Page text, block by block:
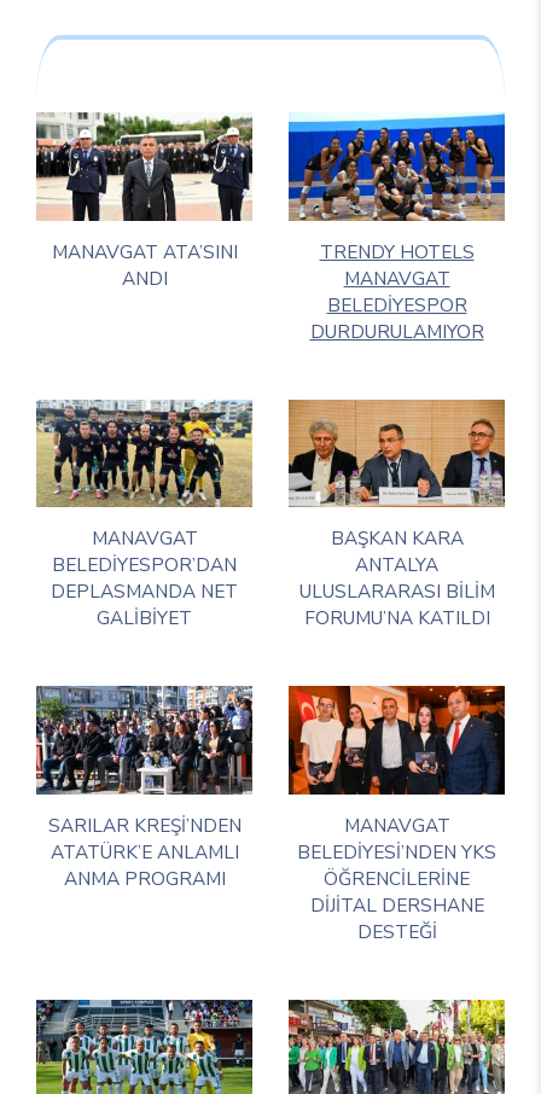
MANAVGAT ATA’SINI
ANDI
TRENDY HOTELS
MANAVGAT
BELEDİYESPOR
DURDURULAMIYOR
MANAVGAT
BELEDİYESPOR’DAN
DEPLASMANDA NET
GALİBİYET
BAŞKAN KARA
ANTALYA
ULUSLARARASI BİLİM
FORUMU’NA KATILDI
SARILAR KREŞİ’NDEN
ATATÜRK’E ANLAMLI
ANMA PROGRAMI
MANAVGAT
BELEDİYESİ’NDEN YKS
ÖĞRENCİLERİNE
DİJİTAL DERSHANE
DESTEĞİ